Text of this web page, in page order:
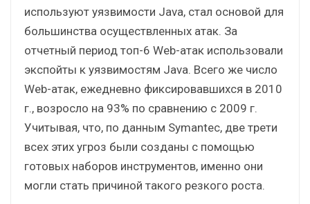
используют уязвимости Java, стал основой для
большинства осуществленных атак. За
отчетный период топ-6 Web-атак использовали
экспойты к уязвимостям Java. Всего же число
Web-атак, ежедневно фиксировавшихся в 2010
г., возросло на 93% по сравнению с 2009 г.
Учитывая, что, по данным Symantec, две трети
всех этих угроз были созданы с помощью
готовых наборов инструментов, именно они
могли стать причиной такого резкого роста.